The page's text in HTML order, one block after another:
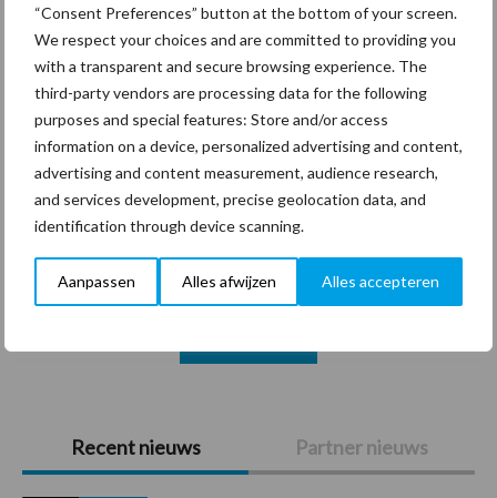
“Consent Preferences” button at the bottom of your screen.
We respect your choices and are committed to providing you
with a transparent and secure browsing experience. The
third-party vendors are processing data for the following
purposes and special features: Store and/or access
information on a device, personalized advertising and content,
advertising and content measurement, audience research,
and services development, precise geolocation data, and
identification through device scanning.
Aanpassen Alles afwijzen Alles accepteren
Primaire
Sidebar
Recent nieuws Partner nieuws
Thema's Vakpartners
Coronavirus UVC